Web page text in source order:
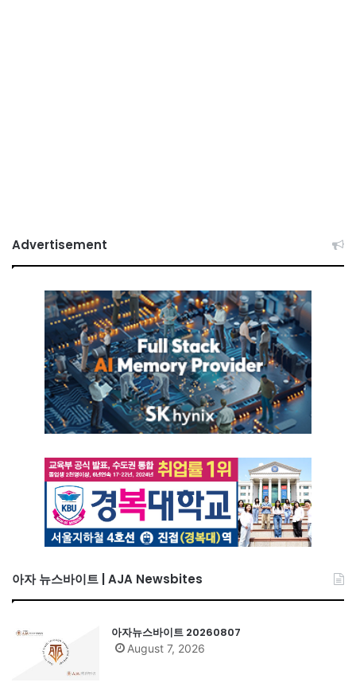
Advertisement
아자 뉴스바이트 | AJA Newsbites
아자뉴스바이트 20260807
August 7, 2026